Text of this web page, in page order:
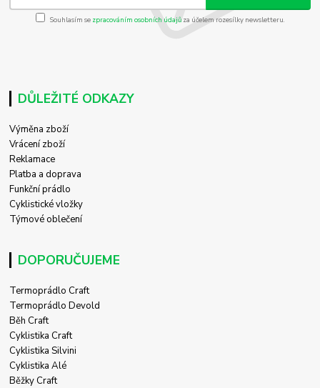
Souhlasím se zpracováním osobních údajůza účelem rozesílky newsletteru.
DŮLEŽITÉ ODKAZY
Výměna zboží
Vrácení zboží
Reklamace
Platba a doprava
Funkční prádlo
Cyklistické vložky
Týmové oblečení
DOPORUČUJEME
Termoprádlo Craft
Termoprádlo Devold
Běh Craft
Cyklistika Craft
Cyklistika Silvini
Cyklistika Alé
Běžky Craft